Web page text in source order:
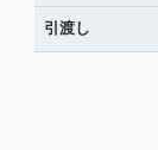
引渡し